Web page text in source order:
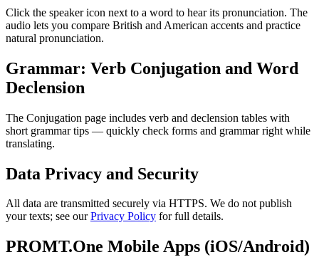
Click the speaker icon next to a word to hear its pronunciation. The
audio lets you compare British and American accents and practice
natural pronunciation.
Grammar: Verb Conjugation and Word
Declension
The Conjugation page includes verb and declension tables with
short grammar tips — quickly check forms and grammar right while
translating.
Data Privacy and Security
All data are transmitted securely via HTTPS. We do not publish
your texts; see ourPrivacy Policy for full details.
PROMT.One Mobile Apps (iOS/Android)